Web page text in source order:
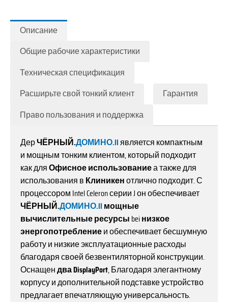
Описание
Общие рабочие характеристики
Техническая спецификация
Расширьте свой тонкий клиент
Гарантия
Право пользования и поддержка
ДерЧЁРНЫЙ.ДОМИНО.IIявляется компактным
и мощным тонким клиентом, который подходит
как дляОфисное использованиеа также для
использования в Клиникенотлично подходит. С
процессором Intel Celeron серии J он обеспечивает
ЧЁРНЫЙ.ДОМИНО.II мощные
вычислительные ресурсы beiнизкое
энергопотреблениеи обеспечивает бесшумную
работу и низкие эксплуатационные расходы
благодаря своей безвентиляторной конструкции.
Оснащендва DisplayPort, Благодаря элегантному
корпусу и дополнительной подставке устройство
предлагает впечатляющую универсальность.